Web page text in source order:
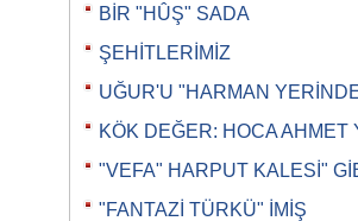
BİR "HÛŞ" SADA
ŞEHİTLERİMİZ
UĞUR'U "HARMAN
KÖK DEĞER: HOCA AHMET
"VEFA" HARPUT KALESİ"
"FANTAZİ TÜRKÜ" İMİŞ